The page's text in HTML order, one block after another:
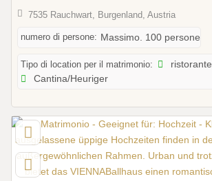
7535 Rauchwart, Burgenland, Austria
numero di persone: Massimo. 100 persone
Tipo di location per il matrimonio: ristorante
Cantina/Heuriger